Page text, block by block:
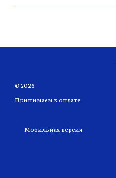
© 2026
Принимаем к оплате
Мобильная версия